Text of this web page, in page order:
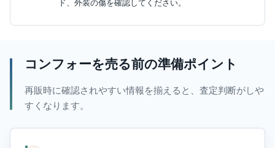
ド、外装の傷を確認してください。
コンフォーを売る前の準備ポイント
再販時に確認されやすい情報を揃えると、査定判断がしや
すくなります。